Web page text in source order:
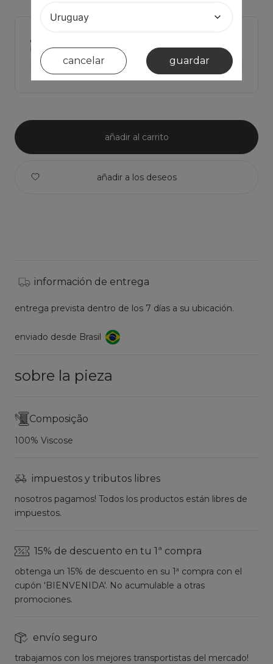
cancelar guardar
¿tienes dudas de cual talla elegir?
Haz click para ver Las medidas de la prenda y comparar con la tuya
ver medidas de la prenda >
añadir al carrito
información de entrega
entrega prevista dentro de los 7 días a su ubicación.
enviado desde Brasil
sobre la pieza
Composição
100% Viscose
impuestos y tributos libres
nosotros pagamos! Todos los productos están libres de
impuestos.
15% de descuento en tu 1ª compra
obtenga un 15% de descuento en su 1ª compra con el
cupón 'BIENVENIDA'. No acumulable a otras
promociones.
envío seguro
trabajamos con los mejores transportistas del mercado!